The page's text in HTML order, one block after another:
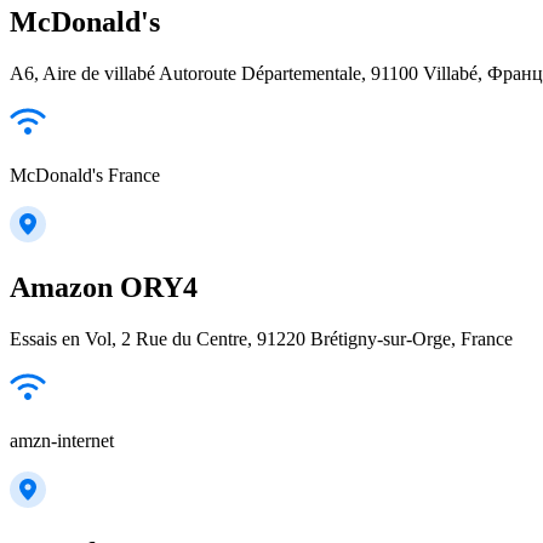
McDonald's
A6, Aire de villabé Autoroute Départementale, 91100 Villabé,
McDonald's France
Amazon ORY4
Essais en Vol, 2 Rue du Centre, 91220 Brétigny-sur-Orge, France
amzn-internet